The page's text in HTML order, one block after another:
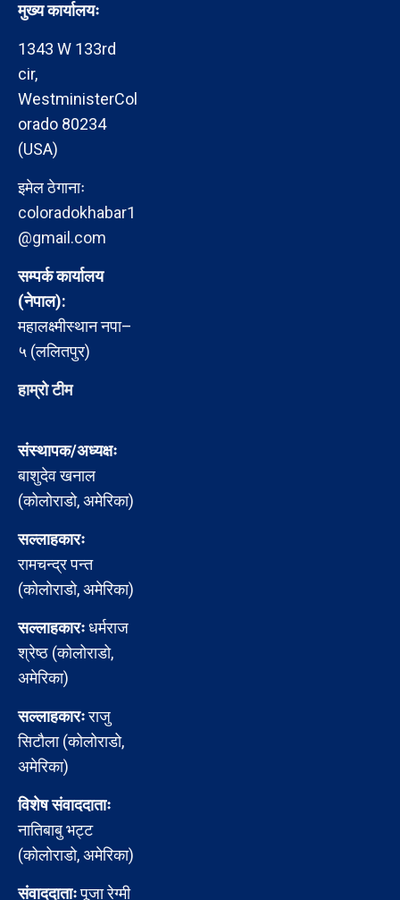
मुख्य कार्यालयः
1343 W 133rd
cir,
WestministerCol
orado 80234
(USA)
इमेल ठेगानाः
coloradokhabar1
@gmail.com
सम्पर्क कार्यालय
(नेपाल):
महालक्ष्मीस्थान नपा–
५ (ललितपुर)
हाम्रो टीम
संस्थापक/अध्यक्षः
बाशुदेव खनाल
(कोलोराडो, अमेरिका)
सल्लाहकारः
रामचन्द्र पन्त
(कोलोराडो, अमेरिका)
सल्लाहकारःधर्मराज
श्रेष्ठ (कोलोराडो,
अमेरिका)
सल्लाहकारःराजु
सिटौला (कोलोराडो,
अमेरिका)
विशेष संवाददाताः
नातिबाबु भट्ट
(कोलोराडो, अमेरिका)
संवाददाताःपूजा रेग्मी